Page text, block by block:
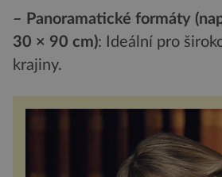
– Panoramatické formáty
30 × 90 cm): Ideální pro
krajiny.